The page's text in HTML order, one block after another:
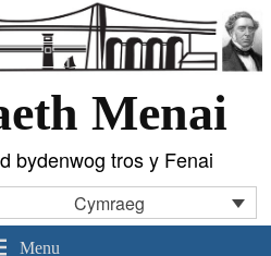
Menai
bydenwog tros y Fenai
Cymraeg
Menu